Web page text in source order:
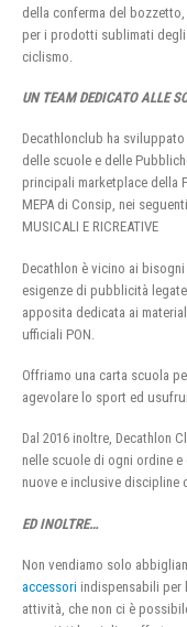
della conferma del
per i prodotti sublimati
ciclismo.
UN TEAM DEDICATO ALLE
Decathlonclub ha
delle scuole e delle
principali marketplace della
MEPA di Consip, nei seguenti
MUSICALI E RICREATIVE
Decathlon è vicino ai
esigenze di pubblicità
apposita dedicata ai
ufficiali PON.
Offriamo una carta scuola
agevolare lo sport ed
Dal 2016 inoltre, Decathlon
nelle scuole di ogni ordine
nuove e inclusive discipline
ED INOLTRE…
Non vendiamo solo
accessori indispensabili per
attività, che non ci è